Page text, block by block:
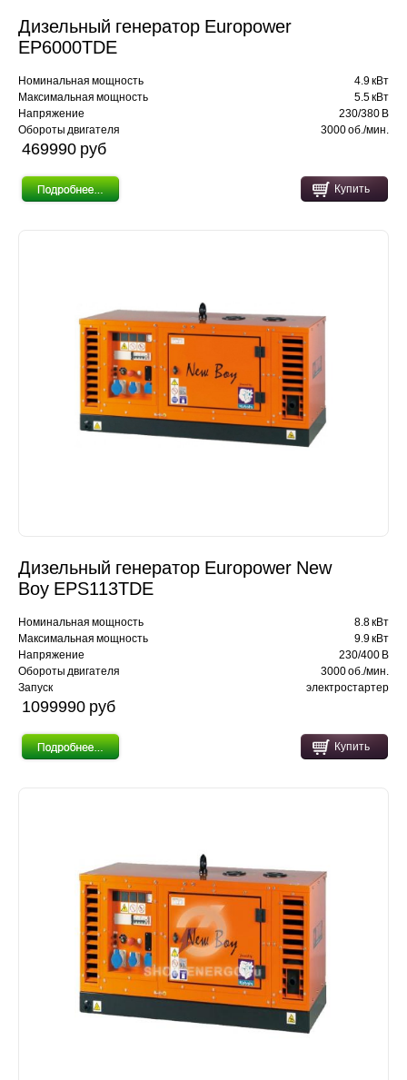
Дизельный генератор Europower
EP6000TDE
Номинальная мощность
4.9 кВт
Максимальная мощность
5.5 кВт
Напряжение
230/380 В
Обороты двигателя
3000 об./мин.
469990 pуб
Купить
Дизельный генератор Europower New
Boy EPS113TDE
Номинальная мощность
8.8 кВт
Максимальная мощность
9.9 кВт
Напряжение
230/400 В
Обороты двигателя
3000 об./мин.
Запуск
электростартер
1099990 pуб
Купить